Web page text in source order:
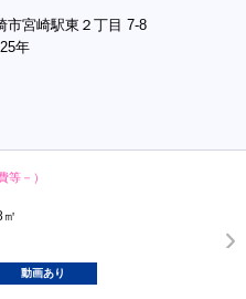
市宮崎駅東２丁目 7-8
年
等－）
動画あり